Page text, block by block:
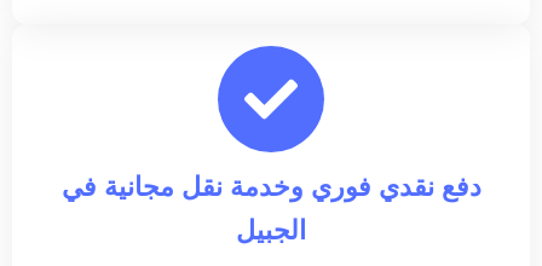
دفع نقدي فوري وخدمة نقل مجانية في
الجبيل